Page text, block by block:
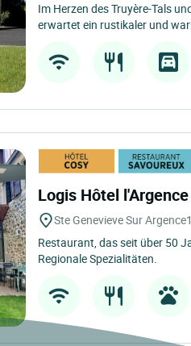
Im Herzen des Truyère-Tals
erwartet ein rustikaler und
Logis Hôtel
Ste Genevieve Sur Argence
Restaurant, das seit über 50
Regionale Spezialitäten.